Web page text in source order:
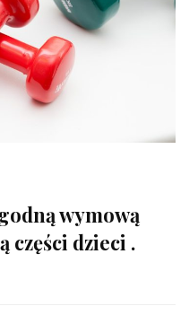
wymową
części dzieci .